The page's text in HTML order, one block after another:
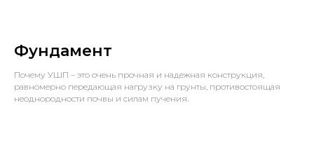
Фундамент
Почему УШП – это очень прочная и надежная конструкция,
равномерно передающая нагрузку на грунты, противостоящая
неоднородности почвы и силам пучения.